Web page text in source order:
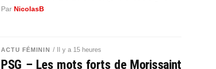
Par NicolasB
ACTU FÉMININ / Il y a 15 heures
PSG – Les mots forts de Morissaint